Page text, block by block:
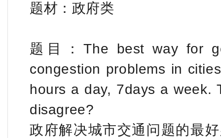
题材：政府类
题目：The best way for
congestion problems in
hours a day, 7days a week.
disagree?
政府解决城市交通问题的最